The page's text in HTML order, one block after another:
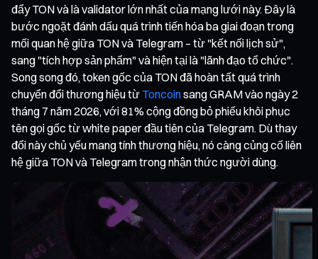
đẩy TON và là validator lớn nhất của mạng lưới này. Đây là
bước ngoặt đánh dấu quá trình tiến hóa ba giai đoạn trong
mối quan hệ giữa TON và Telegram – từ "kết nối lịch sử",
sang "tích hợp sản phẩm" và hiện tại là "lãnh đạo tổ chức".
Song song đó, token gốc của TON đã hoàn tất quá trình
chuyển đổi thương hiệu từ Toncoinsang GRAM vào ngày 2
tháng 7 năm 2026, với 81% cộng đồng bỏ phiếu khôi phục
tên gọi gốc từ white paper đầu tiên của Telegram. Dù thay
đổi này chủ yếu mang tính thương hiệu, nó càng củng cố liên
hệ giữa TON và Telegram trong nhận thức người dùng.